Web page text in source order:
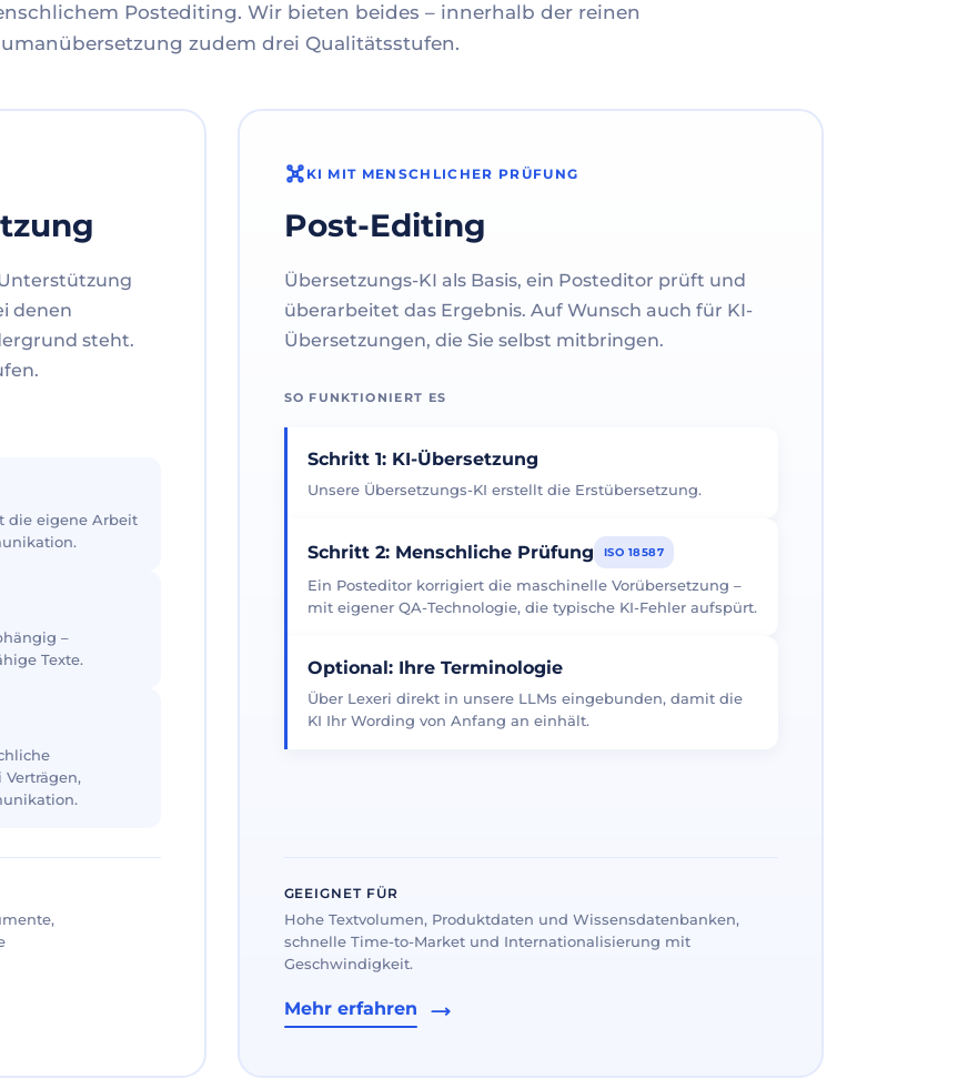
Postediting. Wir bieten beides – innerhalb der reinen
zudem drei Qualitätsstufen.
denen
steht.
die eigene Arbeit
–
Texte.
KI MIT MENSCHLICHER PRÜFUNG
Post-Editing
Übersetzungs-KI als Basis, ein Posteditor prüft und
überarbeitet das Ergebnis. Auf Wunsch auch für KI-
Übersetzungen, die Sie selbst mitbringen.
SO FUNKTIONIERT ES
Schritt 1: KI-Übersetzung
Unsere Übersetzungs-KI erstellt die Erstübersetzung.
Schritt 2: Menschliche Prüfung ISO 18587
Ein Posteditor korrigiert die maschinelle Vorübersetzung –
mit eigener QA-Technologie, die typische KI-Fehler aufspürt.
Optional: Ihre Terminologie
Über Lexeri direkt in unsere LLMs eingebunden, damit die
KI Ihr Wording von Anfang an einhält.
GEEIGNET FÜR
Hohe Textvolumen, Produktdaten und Wissensdatenbanken,
schnelle Time-to-Market und Internationalisierung mit
Geschwindigkeit.
Mehr erfahren